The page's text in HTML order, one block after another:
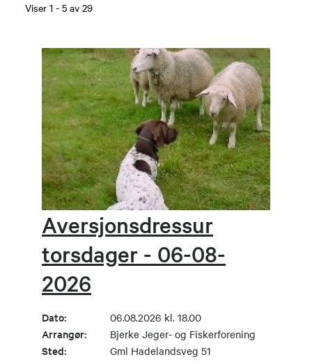
Viser 1 - 5 av 29
Aversjonsdressur
torsdager - 06-08-
2026
Dato: 06.08.2026 kl. 18.00
Arrangør: Bjerke Jeger- og Fiskerforening
Sted: Gml Hadelandsveg 51